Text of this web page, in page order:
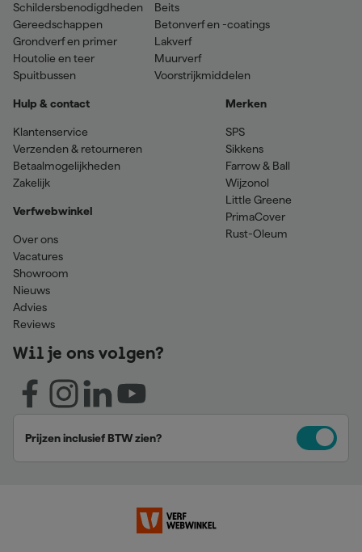
Schildersbenodigdheden
Gereedschappen
Grondverf en primer
Houtolie en teer
Spuitbussen
Beits
Betonverf en -coatings
Lakverf
Muurverf
Voorstrijkmiddelen
Hulp & contact
Klantenservice
Verzenden & retourneren
Betaalmogelijkheden
Zakelijk
Verfwebwinkel
Over ons
Vacatures
Showroom
Nieuws
Advies
Reviews
Merken
SPS
Sikkens
Farrow & Ball
Wijzonol
Little Greene
PrimaCover
Rust-Oleum
Wil je ons volgen?
Prijzen inclusief BTW zien?